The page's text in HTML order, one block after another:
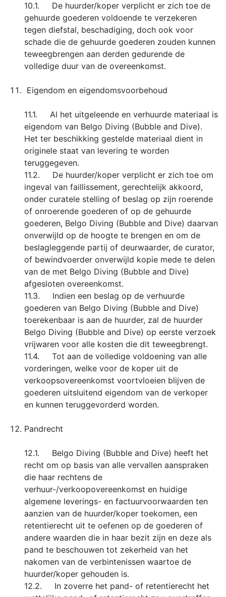
10.1. De huurder/koper verplicht er zich toe de
gehuurde goederen voldoende te verzekeren
tegen diefstal, beschadiging, doch ook voor
schade die de gehuurde goederen zouden kunnen
teweegbrengen aan derden gedurende de
volledige duur van de overeenkomst.
Eigendom en eigendomsvoorbehoud
11.1. Al het uitgeleende en verhuurde materiaal is
eigendom van Belgo Diving (Bubble and Dive).
Het ter beschikking gestelde materiaal dient in
originele staat van levering te worden
teruggegeven.
11.2. De huurder/koper verplicht er zich toe om
ingeval van faillissement, gerechtelijk akkoord,
onder curatele stelling of beslag op zijn roerende
of onroerende goederen of op de gehuurde
goederen, Belgo Diving (Bubble and Dive) daarvan
onverwijld op de hoogte te brengen en om de
beslagleggende partij of deurwaarder, de curator,
of bewindvoerder onverwijld kopie mede te delen
van de met Belgo Diving (Bubble and Dive)
afgesloten overeenkomst.
11.3. Indien een beslag op de verhuurde
goederen van Belgo Diving (Bubble and Dive)
toerekenbaar is aan de huurder, zal de huurder
Belgo Diving (Bubble and Dive) op eerste verzoek
vrijwaren voor alle kosten die dit teweegbrengt.
11.4. Tot aan de volledige voldoening van alle
vorderingen, welke voor de koper uit de
verkoopsovereenkomst voortvloeien blijven de
goederen uitsluitend eigendom van de verkoper
en kunnen teruggevorderd worden.
Pandrecht
12.1. Belgo Diving (Bubble and Dive) heeft het
recht om op basis van alle vervallen aanspraken
die haar rechtens de
verhuur-/verkoopovereenkomst en huidige
algemene leverings- en factuurvoorwaarden ten
aanzien van de huurder/koper toekomen, een
retentierecht uit te oefenen op de goederen of
andere waarden die in haar bezit zijn en deze als
pand te beschouwen tot zekerheid van het
nakomen van de verbintenissen waartoe de
huurder/koper gehouden is.
12.2. In zoverre het pand- of retentierecht het